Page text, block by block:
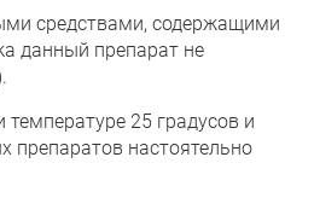
средствами, содержащими
данный препарат не
25 градусов и
препаратов настоятельно